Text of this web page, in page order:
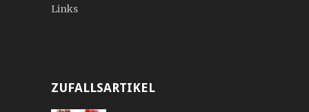
Links
ZUFALLSARTIKEL